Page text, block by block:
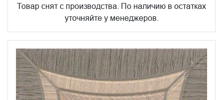
Товар снят с производства. По наличию в остатках
уточняйте у менеджеров.